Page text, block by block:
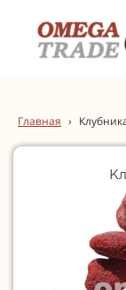
Главная ›